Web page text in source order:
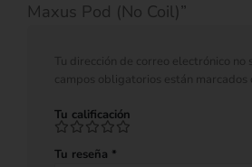
Maxus Pod (No Coil)”
Tu dirección de correo electrónico
campos obligatorios están marcados
Tu calificación
Tu reseña *